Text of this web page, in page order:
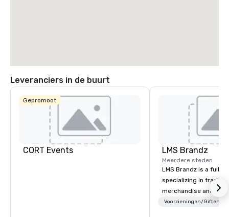
Wyndham
Leveranciers in de buurt
Gepromoot
CORT Events LMS Brandz
Meerdere steden
LMS Brandz is a full-
specializing in trade
merchandise and
booth giveaways and
Voorzieningen/Giften